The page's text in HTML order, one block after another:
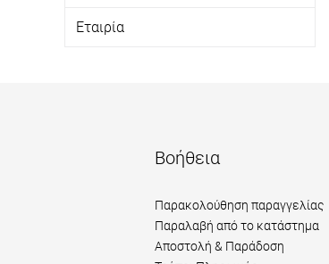
Εταιρία
Βοήθεια
Παρακολούθηση παραγγελίας
Παραλαβή από το κατάστημα
Αποστολή & Παράδοση